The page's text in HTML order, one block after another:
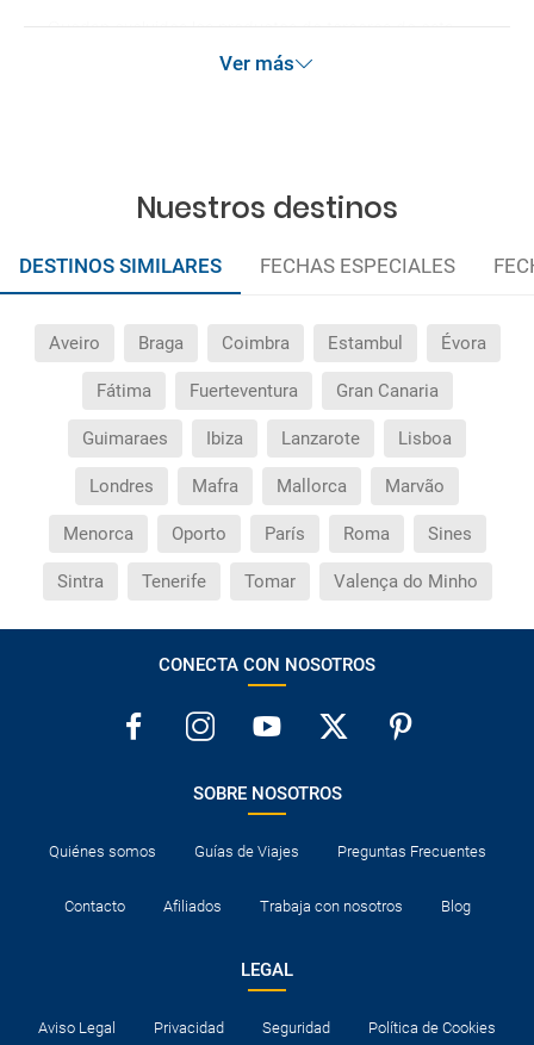
Ver más
Nuestros destinos
DESTINOS SIMILARES FECHAS ESPECIALES
Aveiro Braga Coimbra Estambul Évora
Fátima Fuerteventura Gran Canaria
Guimaraes Ibiza Lanzarote Lisboa
Londres Mafra Mallorca Marvão
Menorca Oporto París Roma Sines
Sintra Tenerife Tomar Valença do Minho
CONECTA CON NOSOTROS
SOBRE NOSOTROS
Quiénes somos Guías de Viajes Preguntas Frecuentes
Contacto Afiliados Trabaja con nosotros Blog
LEGAL
Aviso Legal Privacidad Seguridad Política de Cookies